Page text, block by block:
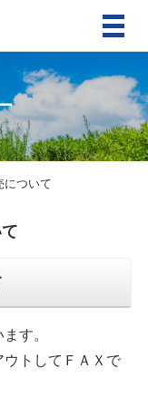
について
す。
トしてＦＡＸで